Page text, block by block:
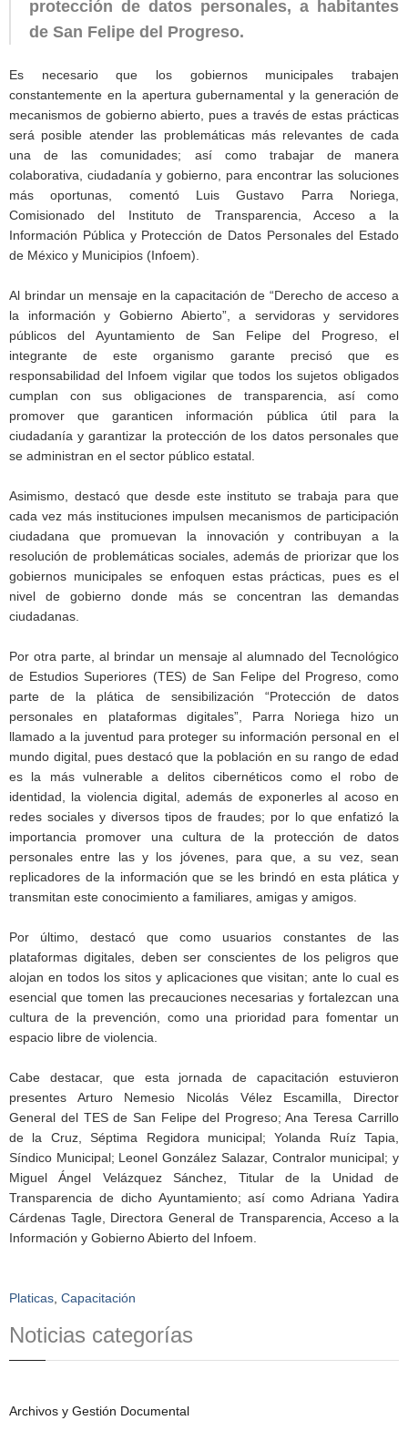
protección de datos personales, a habitantes
de San Felipe del Progreso.
Es necesario que los gobiernos municipales trabajen
constantemente en la apertura gubernamental y la generación de
mecanismos de gobierno abierto, pues a través de estas prácticas
será posible atender las problemáticas más relevantes de cada
una de las comunidades; así como trabajar de manera
colaborativa, ciudadanía y gobierno, para encontrar las soluciones
más oportunas, comentó Luis Gustavo Parra Noriega,
Comisionado del Instituto de Transparencia, Acceso a la
Información Pública y Protección de Datos Personales del Estado
de México y Municipios (Infoem).
Al brindar un mensaje en la capacitación de “Derecho de acceso a
la información y Gobierno Abierto”, a servidoras y servidores
públicos del Ayuntamiento de San Felipe del Progreso, el
integrante de este organismo garante precisó que es
responsabilidad del Infoem vigilar que todos los sujetos obligados
cumplan con sus obligaciones de transparencia, así como
promover que garanticen información pública útil para la
ciudadanía y garantizar la protección de los datos personales que
se administran en el sector público estatal.
Asimismo, destacó que desde este instituto se trabaja para que
cada vez más instituciones impulsen mecanismos de participación
ciudadana que promuevan la innovación y contribuyan a la
resolución de problemáticas sociales, además de priorizar que los
gobiernos municipales se enfoquen estas prácticas, pues es el
nivel de gobierno donde más se concentran las demandas
ciudadanas.
Por otra parte, al brindar un mensaje al alumnado del Tecnológico
de Estudios Superiores (TES) de San Felipe del Progreso, como
parte de la plática de sensibilización “Protección de datos
personales en plataformas digitales”, Parra Noriega hizo un
llamado a la juventud para proteger su información personal en el
mundo digital, pues destacó que la población en su rango de edad
es la más vulnerable a delitos cibernéticos como el robo de
identidad, la violencia digital, además de exponerles al acoso en
redes sociales y diversos tipos de fraudes; por lo que enfatizó la
importancia promover una cultura de la protección de datos
personales entre las y los jóvenes, para que, a su vez, sean
replicadores de la información que se les brindó en esta plática y
transmitan este conocimiento a familiares, amigas y amigos.
Por último, destacó que como usuarios constantes de las
plataformas digitales, deben ser conscientes de los peligros que
alojan en todos los sitos y aplicaciones que visitan; ante lo cual es
esencial que tomen las precauciones necesarias y fortalezcan una
cultura de la prevención, como una prioridad para fomentar un
espacio libre de violencia.
Cabe destacar, que esta jornada de capacitación estuvieron
presentes Arturo Nemesio Nicolás Vélez Escamilla, Director
General del TES de San Felipe del Progreso; Ana Teresa Carrillo
de la Cruz, Séptima Regidora municipal; Yolanda Ruíz Tapia,
Síndico Municipal; Leonel González Salazar, Contralor municipal; y
Miguel Ángel Velázquez Sánchez, Titular de la Unidad de
Transparencia de dicho Ayuntamiento; así como Adriana Yadira
Cárdenas Tagle, Directora General de Transparencia, Acceso a la
Información y Gobierno Abierto del Infoem.
Platicas Capacitación
Noticias categorías
Archivos y Gestión Documental